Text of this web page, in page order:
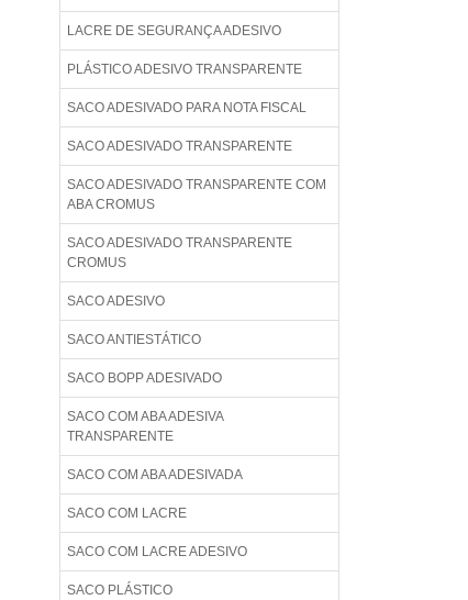
LACRE DE SEGURANÇA ADESIVO
PLÁSTICO ADESIVO TRANSPARENTE
SACO ADESIVADO PARA NOTA FISCAL
SACO ADESIVADO TRANSPARENTE
SACO ADESIVADO TRANSPARENTE COM
ABA CROMUS
SACO ADESIVADO TRANSPARENTE
CROMUS
SACO ADESIVO
SACO ANTIESTÁTICO
SACO BOPP ADESIVADO
SACO COM ABA ADESIVA
TRANSPARENTE
SACO COM ABA ADESIVADA
SACO COM LACRE
SACO COM LACRE ADESIVO
SACO PLÁSTICO